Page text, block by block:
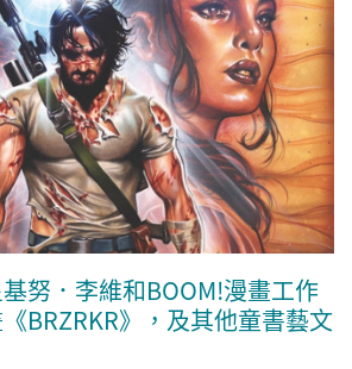
努．李維和BOOM!漫畫工作
BRZRKR》，及其他童書藝文